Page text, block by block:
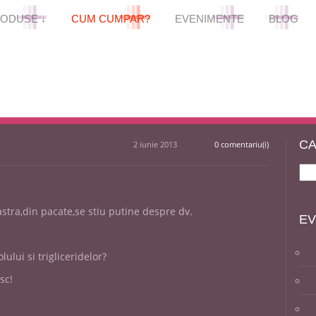
+
+
+ ↓ +
+
+
CUM CUMPAR? +
+
+
EVENIMENTE +
+
+
BLOG
2 iunie 2013 0 comentariu(i)
pacate,se stiu putine despre dv.
si trigliceridelor?